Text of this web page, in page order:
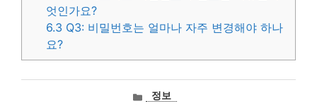
엇인가요?
6.3 Q3: 비밀번호는 얼마나 자주 변경해야 하나
요?
카정보